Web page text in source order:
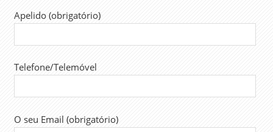
Apelido (obrigatório)
Telefone/Telemóvel
O seu Email (obrigatório)